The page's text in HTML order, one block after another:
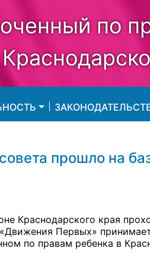
по
прошло на
Краснодарского края
Первых»
по правам ребенка в